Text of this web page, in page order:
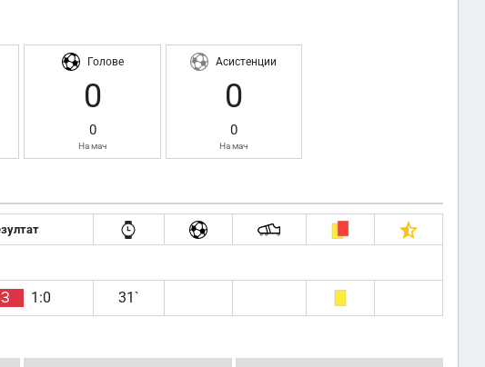
Голове
0
0
На мач
Асистенции
0
0
На мач
З 1:0 31`